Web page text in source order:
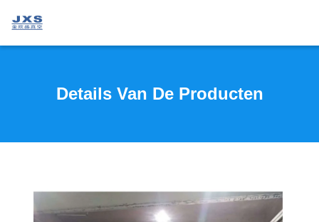
Details Van De Producten